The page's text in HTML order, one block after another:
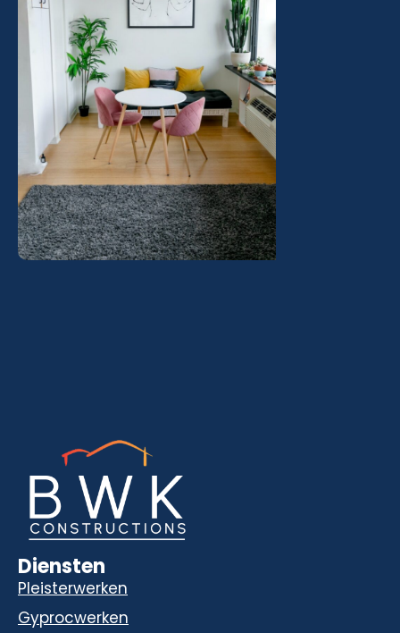
Diensten
Pleisterwerken
Gyprocwerken